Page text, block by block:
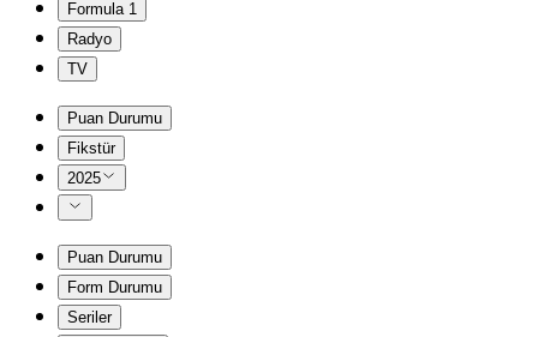
Formula 1
Radyo
TV
Puan Durumu
Fikstür
2025
Puan Durumu
Form Durumu
Seriler